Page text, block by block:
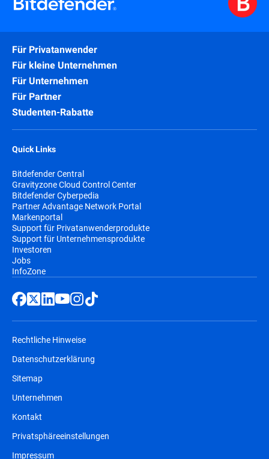
Für Privatanwender
Für kleine Unternehmen
Für Unternehmen
Für Partner
Studenten-Rabatte
Quick Links
Bitdefender Central
Gravityzone Cloud Control Center
Bitdefender Cyberpedia
Partner Advantage Network Portal
Markenportal
Support für Privatanwenderprodukte
Support für Unternehmensprodukte
Investoren
Jobs
InfoZone
Rechtliche Hinweise
Datenschutzerklärung
Sitemap
Unternehmen
Kontakt
Privatsphäreeinstellungen
Impressum